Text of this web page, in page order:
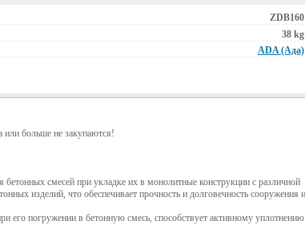
ZDB160
38 kg
ADA (Ада)
или больше не закупаются!
смесей при укладке их в монолитные конструкции с различной
изделий, что обеспечивает прочность и долговечность сооружения и
его погружении в бетонную смесь, способствует активному уплотнению